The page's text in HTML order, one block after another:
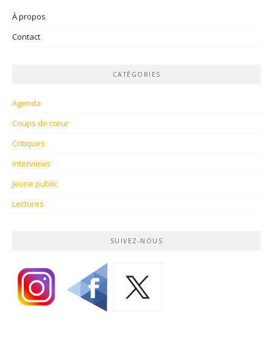
À propos
Contact
CATÉGORIES
Agenda
Coups de cœur
Critiques
Interviews
Jeune public
Lectures
SUIVEZ-NOUS